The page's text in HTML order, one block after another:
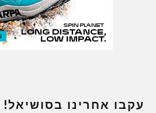
עקבו אחרינו בסושיאל!